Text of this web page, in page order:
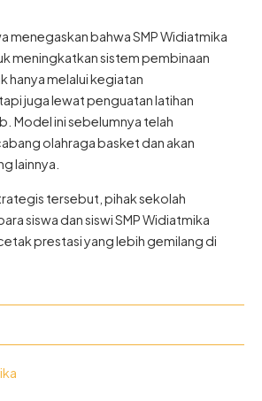
meningkatkan sistem pembinaan
hanya melalui kegiatan
juga lewat penguatan latihan
Model ini sebelumnya telah
olahraga basket dan akan
lainnya.
siswa dan siswi SMP Widiatmika
prestasi yang lebih gemilang di